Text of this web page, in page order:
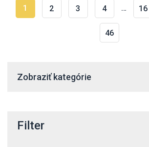
1 2 3 4 … 16
46
Zobraziť kategórie
Filter